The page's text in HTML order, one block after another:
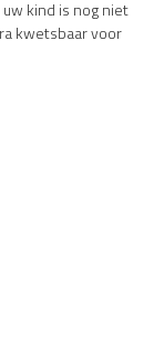
kind is nog niet
kwetsbaar voor